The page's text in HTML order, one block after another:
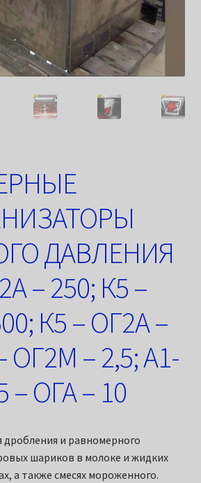
ДАВЛЕНИЯ
– 250; К5 –
К5 – ОГ2А –
ОГ2М – 2,5; А1-
– ОГА – 10
дробления и равномерного
шариков в молоке и жидких
а также смесях мороженного.